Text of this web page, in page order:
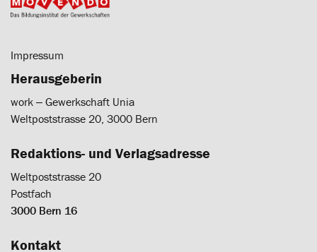
Impressum
Herausgeberin
work ‒ Gewerkschaft Unia
Weltpoststrasse 20, 3000 Bern
Redaktions- und Verlagsadresse
Weltpoststrasse 20
Postfach
3000 Bern 16
Kontakt